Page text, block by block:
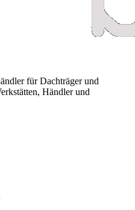
für Dachträger und
Händler und